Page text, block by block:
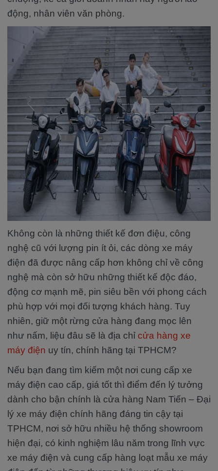
động, nhân viên văn phòng.
Không còn là những thiết kế đơn điệu, công
nghệ cũ với lượng pin ít ỏi, các dòng xe máy
điện đã được nâng cấp hơn không chỉ về công
nghệ mà còn sở hữu những thiết kế độc đáo,
động cơ mạnh mẽ, pin siêu bền với phong cách
phù hợp với mọi đối tượng khách hàng. Tuy
nhiên, giữ một rừng cửa hàng đang mọc lên
như nấm, liệu đâu sẽ là địa chỉ cửa hàng xe
máy điện uy tín, chính hãng tại TPHCM?
Nếu bạn đang tìm kiếm một nơi cung cấp xe
máy điện cao cấp, giá tốt thì điểm đến lý tưởng
dành cho bận chính là cửa hàng Nam Tiến – Đại
lý xe máy điện chính hãng đáng tin cậy tại
TPHCM, nơi sở hữu nhiều hệ thống showroom
hiện đại, có kinh nghiệm lâu năm trong lĩnh vực
xe máy điện và cung cấp hàng loạt mẫu xe máy